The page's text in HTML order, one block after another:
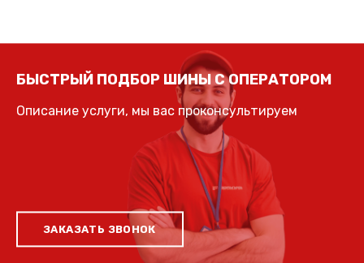
БЫСТРЫЙ ПОДБОР ШИНЫ С ОПЕРАТОРОМ
Описание услуги, мы вас проконсультируем
ЗАКАЗАТЬ ЗВОНОК